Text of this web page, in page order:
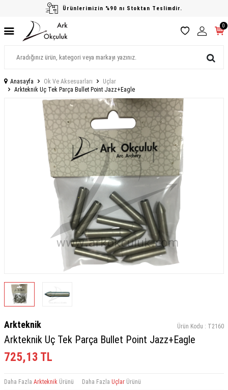
Ürünlerimizin %90 nı Stoktan Teslimdir.
0
Anasayfa Ok Ve Aksesuarları
Uçlar
Arkteknik Uç Tek Parça Bullet Point Jazz+Eagle
Arkteknik Ürün Kodu : T2160
Arkteknik Uç Tek Parça Bullet Point Jazz+Eagle
725,13 TL
Daha Fazla Arkteknik Ürünü Daha Fazla Uçlar Ürünü